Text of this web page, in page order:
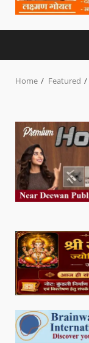
Home Featured